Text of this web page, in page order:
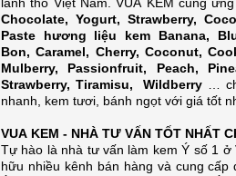
Chocolate, Yogurt, Strawberry,
Paste hương liệu kem Banana,
Bon, Caramel, Cherry, Coconut,
Mulberry, Passionfruit, Peach,
Strawberry, Tiramisu, Wildberry …
nhanh, kem tươi, bánh ngọt với giá tốt
VUA KEM - NHÀ TƯ VẤN TỐT NHẤT
Tự hào là nhà tư vấn làm kem Ý số 1
hữu nhiều kênh bán hàng và cung cấp